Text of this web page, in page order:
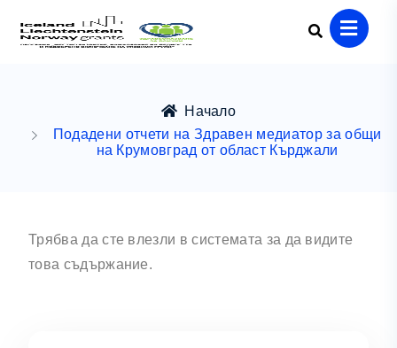
Начало
Подадени отчети на Здравен медиатор за общи
на Крумовград от област Кърджали
Трябва да сте влезли в системата за да видите
това съдържание.